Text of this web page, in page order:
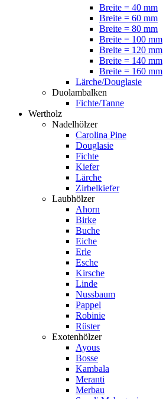
Breite = 40 mm
Breite = 60 mm
Breite = 80 mm
Breite = 100 mm
Breite = 120 mm
Breite = 140 mm
Breite = 160 mm
Lärche/Douglasie
Duolambalken
Fichte/Tanne
Wertholz
Nadelhölzer
Carolina Pine
Douglasie
Fichte
Kiefer
Lärche
Zirbelkiefer
Laubhölzer
Ahorn
Birke
Buche
Eiche
Erle
Esche
Kirsche
Linde
Nussbaum
Pappel
Robinie
Rüster
Exotenhölzer
Ayous
Bosse
Kambala
Meranti
Merbau